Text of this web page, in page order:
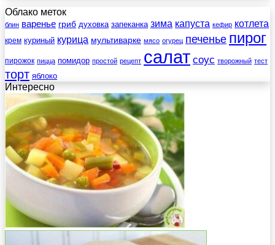
Облако меток
блин варенье гриб духовка запеканка зима капуста кефир котлета
крем куриный курица мультиварке мясо огурец печенье пирог
пирожок пицца помидор простой рецепт салат соус творожный тест
торт яблоко
Интересно